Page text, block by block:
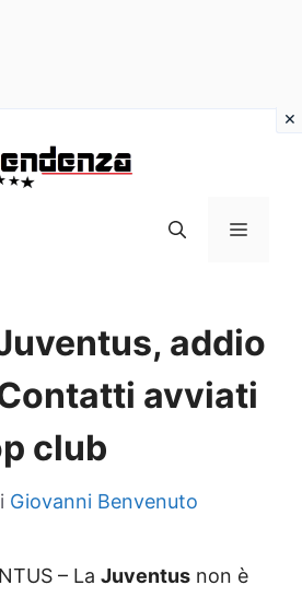
MENU
addio
avviati
club
Giovanni Benvenuto
– La Juventus non è